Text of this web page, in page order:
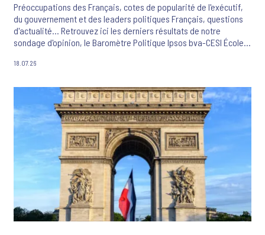
Préoccupations des Français, cotes de popularité de l'exécutif,
du gouvernement et des leaders politiques Français, questions
d'actualité... Retrouvez ici les derniers résultats de notre
sondage d'opinion, le Baromètre Politique Ipsos bva-CESI École
18.07.26